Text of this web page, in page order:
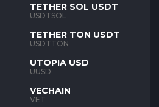
TETHER SOL USDT
USDTSOL
TETHER TON USDT
USDTTON
UTOPIA USD
UUSD
VECHAIN
VET